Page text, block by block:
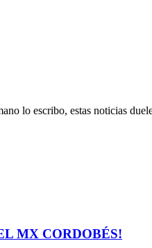
lo escribo, estas noticias
MX CORDOBÉS!